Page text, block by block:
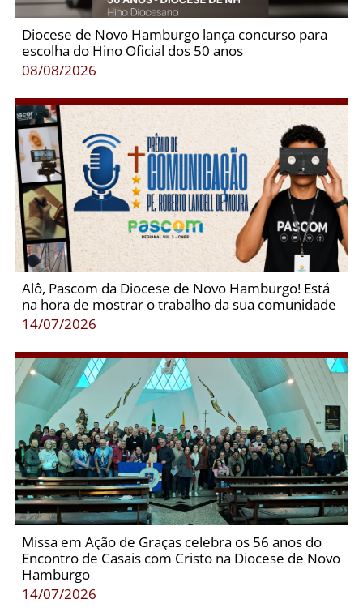
Diocese de Novo Hamburgo lança concurso para
escolha do Hino Oficial dos 50 anos
08/08/2026
Alô, Pascom da Diocese de Novo Hamburgo! Está
na hora de mostrar o trabalho da sua comunidade
14/07/2026
Missa em Ação de Graças celebra os 56 anos do
Encontro de Casais com Cristo na Diocese de Novo
Hamburgo
14/07/2026